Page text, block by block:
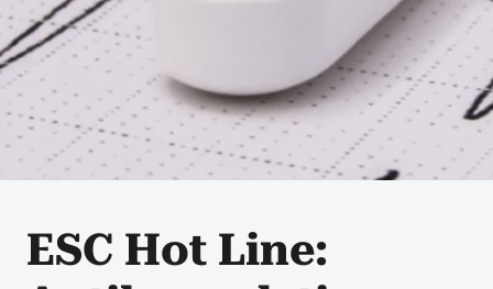
ESC Hot Line: